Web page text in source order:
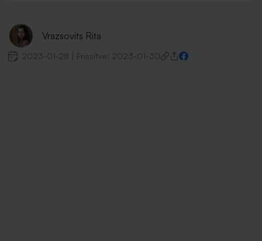
Vrazsovits Rita
2023-01-28 Frissítve: 2023-01-30